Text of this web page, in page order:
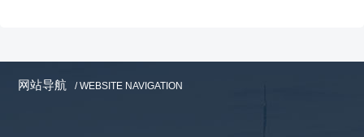
网站导航 / WEBSITE NAVIGATION